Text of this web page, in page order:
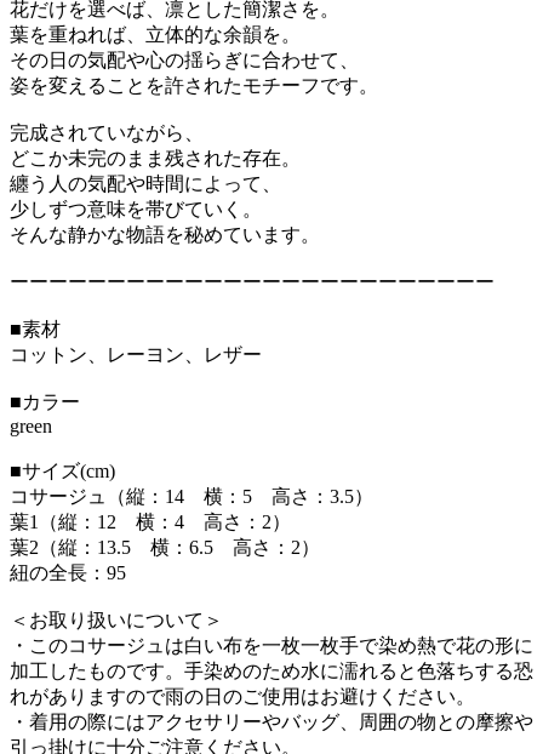
花だけを選べば、凛とした簡潔さを。
葉を重ねれば、立体的な余韻を。
その日の気配や心の揺らぎに合わせて、
姿を変えることを許されたモチーフです。
完成されていながら、
どこか未完のまま残された存在。
纏う人の気配や時間によって、
少しずつ意味を帯びていく。
そんな静かな物語を秘めています。
ーーーーーーーーーーーーーーーーーーーーーーーーー
■素材
コットン、レーヨン、レザー
■カラー
green
■サイズ(cm)
コサージュ（縦：14 横：5 高さ：3.5）
葉1（縦：12 横：4 高さ：2）
葉2（縦：13.5 横：6.5 高さ：2）
紐の全長：95
＜お取り扱いについて＞
・このコサージュは白い布を一枚一枚手で染め熱で花の形に
加工したものです。手染めのため水に濡れると色落ちする恐
れがありますので雨の日のご使用はお避けください。
・着用の際にはアクセサリーやバッグ、周囲の物との摩擦や
引っ掛けに十分ご注意ください。